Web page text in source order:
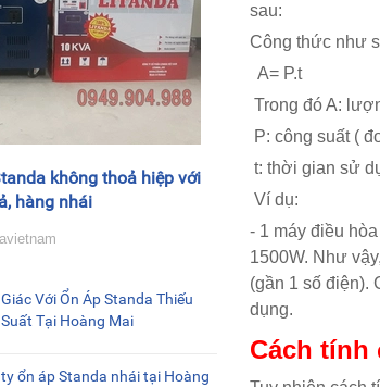
sau:
Công thức như
A= P.t
Trong đó A:
P: công suất (
t: thời gian sử
Ví dụ:
- 1 máy điều
1500W. Như
(gần 1 số điện).
dụng.
Cách tính
không thoả hiệp với
hàng nhái
Với Ổn Áp Standa Thiếu
Tại Hoàng Mai
ổn áp Standa nhái tại Hoàng